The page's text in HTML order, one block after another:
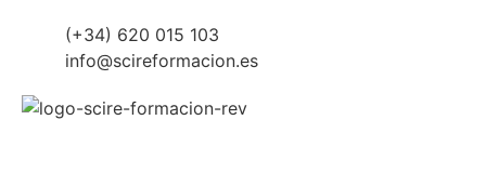
(+34) 620 015 103
info@scireformacion.es